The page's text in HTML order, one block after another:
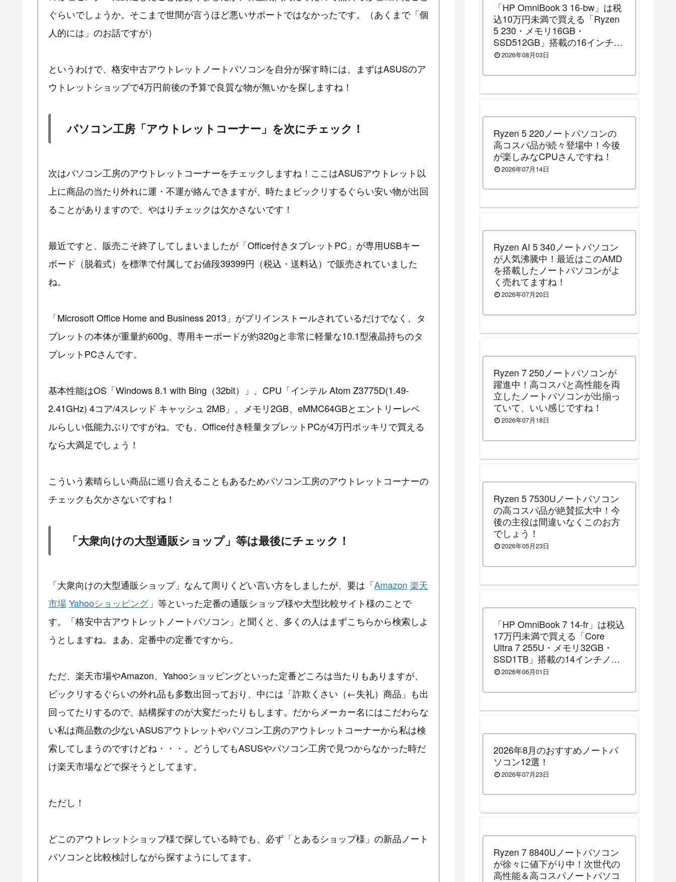
ぐらいでしょうか。そこまで世間が言うほど悪いサポートではなかったです。（あくまで「個
人的には」のお話ですが）
というわけで、格安中古アウトレットノートパソコンを自分が探す時には、まずはASUSのア
ウトレットショップで4万円前後の予算で良質な物が無いかを探しますね！
パソコン工房「アウトレットコーナー」を次にチェック！
次はパソコン工房のアウトレットコーナーをチェックしますね！ここはASUSアウトレット以
上に商品の当たり外れに運・不運が絡んできますが、時たまビックリするぐらい安い物が出回
ることがありますので、やはりチェックは欠かさないです！
最近ですと、販売こそ終了してしまいましたが「Office付きタブレットPC」が専用USBキー
ボード（脱着式）を標準で付属してお値段39399円（税込・送料込）で販売されていました
ね。
「Microsoft Office Home and Business 2013」がプリインストールされているだけでなく、タ
ブレットの本体が重量約600g、専用キーボードが約320gと非常に軽量な10.1型液晶持ちのタ
ブレットPCさんです。
基本性能はOS「Windows 8.1 with Bing（32bit）」、CPU「インテル Atom Z3775D(1.49-
2.41GHz) 4コア/4スレッド キャッシュ 2MB」、メモリ2GB、eMMC64GBとエントリーレベ
ルらしい低能力ぶりですがね。でも、Office付き軽量タブレットPCが4万円ポッキリで買える
なら大満足でしょう！
こういう素晴らしい商品に巡り合えることもあるためパソコン工房のアウトレットコーナーの
チェックも欠かさないですね！
「大衆向けの大型通販ショップ」等は最後にチェック！
「大衆向けの大型通販ショップ」なんて周りくどい言い方をしましたが、要は「Amazon 楽天
市場Yahooショッピング 」等といった定番の通販ショップ様や大型比較サイト様のことで
す。「格安中古アウトレットノートパソコン」と聞くと、多くの人はまずこちらから検索しよ
うとしますね。まあ、定番中の定番ですから。
ただ、楽天市場やAmazon、Yahooショッピングといった定番どころは当たりもありますが、
ビックリするぐらいの外れ品も多数出回っており、中には「詐欺くさい（←失礼）商品」も出
回ってたりするので、結構探すのが大変だったりもします。だからメーカー名にはこだわらな
い私は商品数の少ないASUSアウトレットやパソコン工房のアウトレットコーナーから私は検
索してしまうのですけどね・・・。どうしてもASUSやパソコン工房で見つからなかった時だ
け楽天市場などで探そうとしてます。
ただし！
どこのアウトレットショップ様で探している時でも、必ず「とあるショップ様」の新品ノート
パソコンと比較検討しながら探すようにしてます。
「HP OmniBook 3 16-bw」は税
込10万円未満で買える「Ryzen
5 230・メモリ16GB・
SSD512GB」搭載の16インチノ
ートパソコンです！（2026年8
ル中）
2026年08月03日
Ryzen 5 220ノートパソコンの
高コスパ品が続々登場中！今後
が楽しみなCPUさんですね！
2026年07月14日
Ryzen AI 5 340ノートパソコン
が人気沸騰中！最近はこのAMD
を搭載したノートパソコンがよ
く売れてますね！
2026年07月20日
Ryzen 7 250ノートパソコンが
躍進中！高コスパと高性能を両
立したノートパソコンが出揃っ
ていて、いい感じですね！
2026年07月18日
Ryzen 5 7530Uノートパソコン
の高コスパ品が絶賛拡大中！今
後の主役は間違いなくこのお方
でしょう！
2026年05月23日
「HP OmniBook 7 14-fr」は税込
17万円未満で買える「Core
Ultra 7 255U・メモリ32GB・
SSD1TB」搭載の14インチノー
トパソコンです！（2026年8月3
中）
2026年06月01日
2026年8月のおすすめノートパ
ソコン12選！
2026年07月23日
Ryzen 7 8840Uノートパソコン
が徐々に値下がり中！次世代の
高性能＆高コスパノートパソコ